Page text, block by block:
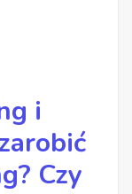
i
Czy